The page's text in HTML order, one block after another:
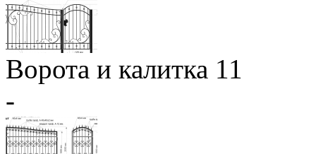
Ворота и калитка 11
-